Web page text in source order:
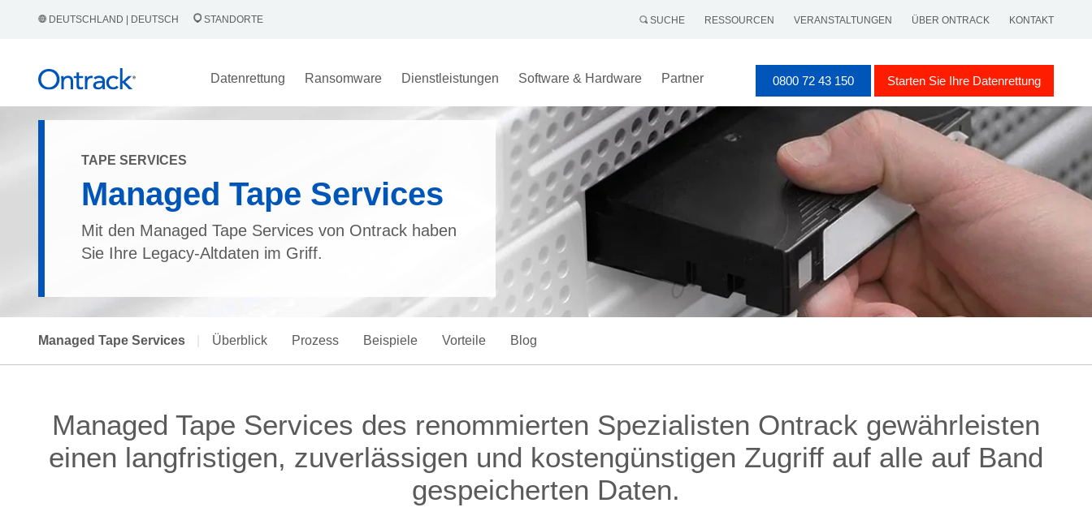
DEUTSCHLAND | DEUTSCH STANDORTE SUCHE RESSOURCEN VERANSTALTUNGEN ÜBER ONTRACK KONTAKT
Datenrettung Ransomware Dienstleistungen Software & Hardware Partner 0800 72 43 150 Starten Sie Ihre Datenrettung
TAPE SERVICES
Managed Tape Services
Mit den Managed Tape Services von Ontrack haben
Sie Ihre Legacy-Altdaten im Griff.
Managed Tape Services Überblick Prozess Beispiele Vorteile Blog
Managed Tape Services des renommierten Spezialisten Ontrack gewährleisten
einen langfristigen, zuverlässigen und kostengünstigen Zugriff auf alle auf Band
gespeicherten Daten.